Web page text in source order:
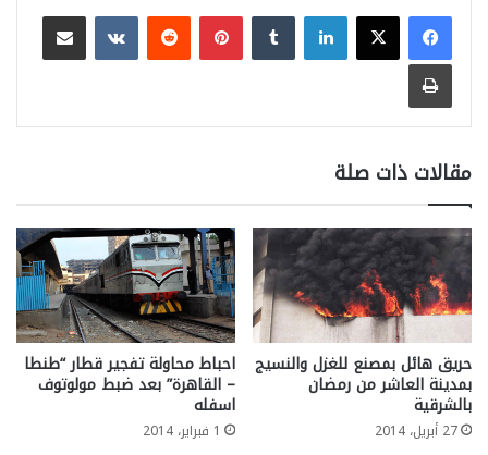
لينكدإن بينتيريست
مشاركة عبر البريد
طباعة
مقالات ذات صلة
حريق هائل بمصنع للغزل والنسيج
بمدينة العاشر من رمضان
بالشرقية
27 أبريل، 2014
احباط محاولة تفجير قطار “طنطا
– القاهرة” بعد ضبط مولوتوف
اسفله
1 فبراير، 2014